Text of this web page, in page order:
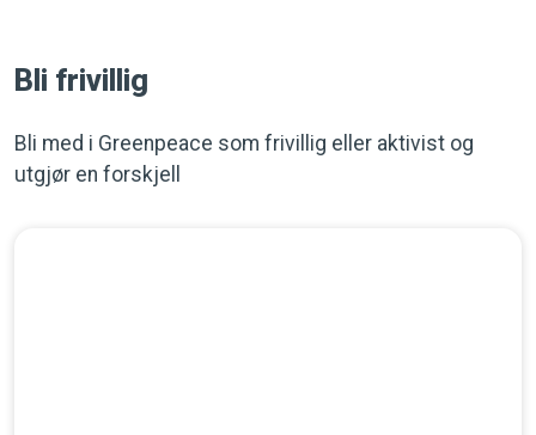
Bli frivillig
Bli med i Greenpeace som frivillig eller aktivist og
utgjør en forskjell